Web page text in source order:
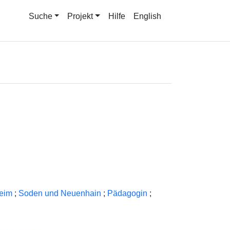
Suche Projekt Hilfe English
; Soden und Neuenhain ; Pädagogin ;